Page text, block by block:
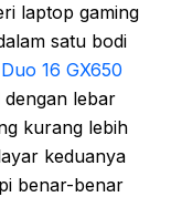
laptop gaming
satu bodi
16 GX650
dengan lebar
kurang lebih
keduanya
benar-benar